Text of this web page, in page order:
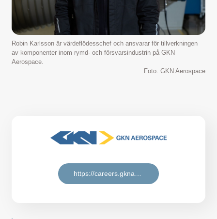
Robin Karlsson är värdeflödesschef och ansvarar för tillverkningen
av komponenter inom rymd- och försvarsindustrin på GKN
Aerospace.
Foto: GKN Aerospace